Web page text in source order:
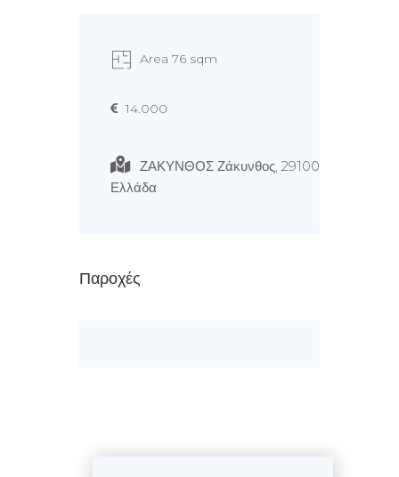
Area 76 sqm
14.000
ΖΑΚΥΝΘΟΣ Ζάκυνθος, 29100
Ελλάδα
Παροχές